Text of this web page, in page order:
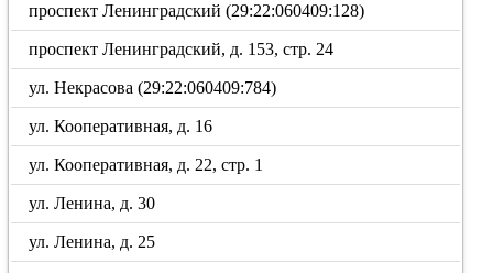
проспект Ленинградский (29:22:060409:128)
проспект Ленинградский, д. 153, стр. 24
ул. Некрасова (29:22:060409:784)
ул. Кооперативная, д. 16
ул. Кооперативная, д. 22, стр. 1
ул. Ленина, д. 30
ул. Ленина, д. 25